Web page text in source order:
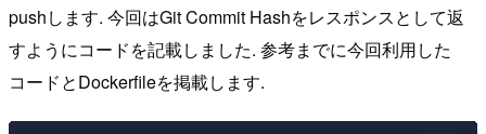
pushします. 今回はGit Commit Hashをレスポンスとして返
すようにコードを記載しました. 参考までに今回利用した
コードとDockerfileを掲載します.